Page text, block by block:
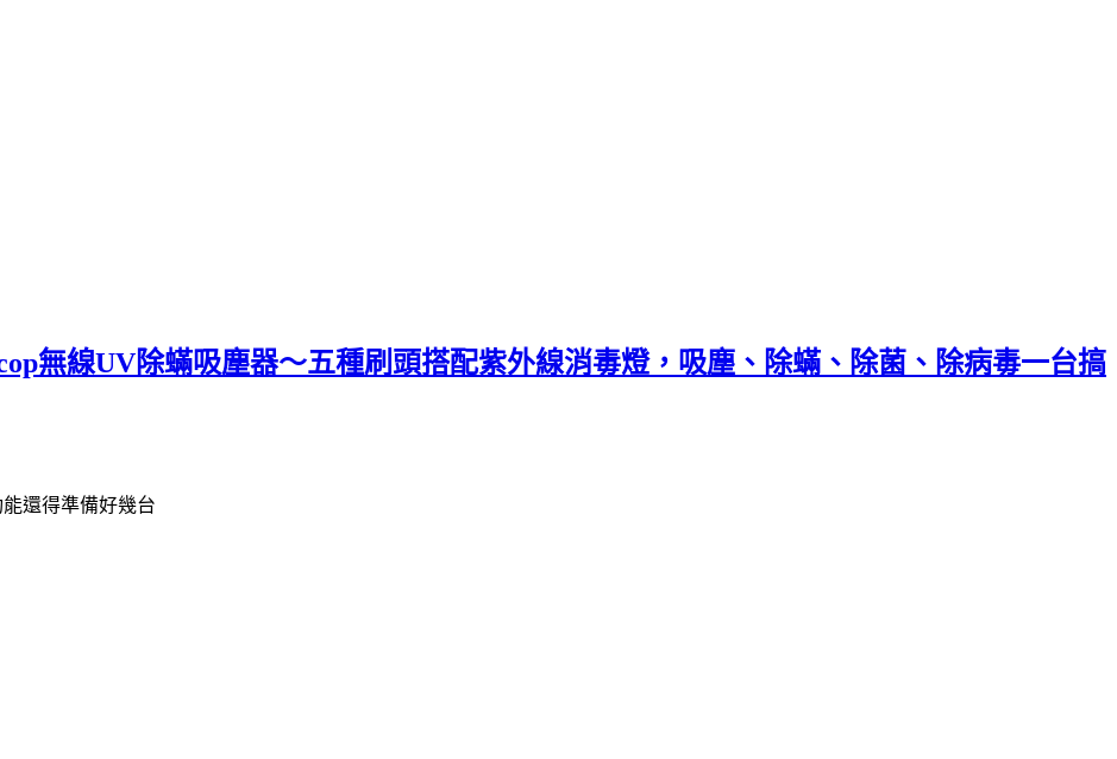
無線UV除蟎吸塵器～五種刷頭搭配紫外線消毒燈，吸塵、除蟎、除菌、除病毒一台搞
還得準備好幾台